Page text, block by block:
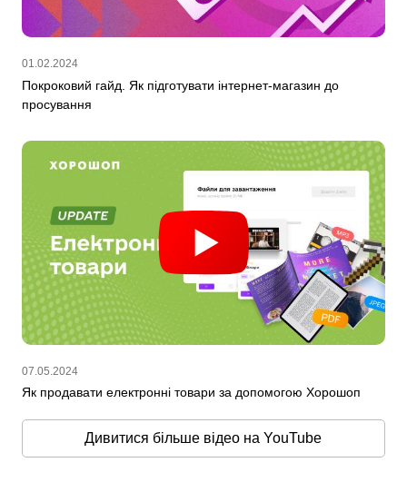
01.02.2024
Покроковий гайд. Як підготувати інтернет-магазин до
просування
07.05.2024
Як продавати електронні товари за допомогою Хорошоп
Дивитися більше відео на YouTube